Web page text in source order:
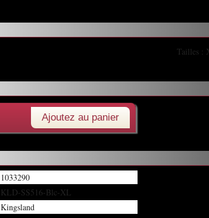
Tailles :
Ajoutez au panier
1033290
KLD-SS516-Blc-XL
Kingsland